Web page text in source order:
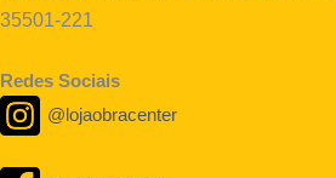
35501-221
Redes Sociais
@lojaobracenter